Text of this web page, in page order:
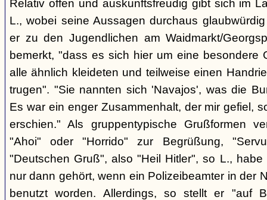
Relativ offen und auskunftsfreudig gibt sich im
L., wobei seine Aussagen durchaus
er zu den Jugendlichen am Waidmarkt/
bemerkt, "dass es sich hier um eine besondere
alle ähnlich kleideten und teilweise einen
trugen". "Sie nannten sich 'Navajos', was die
Es war ein enger Zusammenhalt, der mir gefiel,
erschien." Als gruppentypische Grußformen
"Ahoi" oder "Horrido" zur Begrüßung,
"Deutschen Gruß", also "Heil Hitler", so L.,
nur dann gehört, wenn ein Polizeibeamter in der
benutzt worden. Allerdings, so stellt er "auf